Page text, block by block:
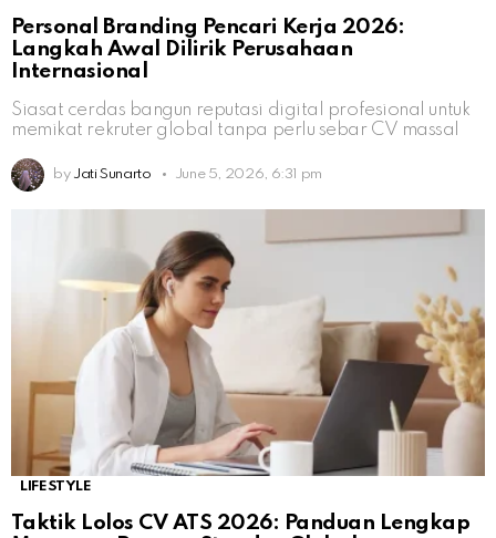
Personal Branding Pencari Kerja 2026:
Langkah Awal Dilirik Perusahaan
Internasional
Siasat cerdas bangun reputasi digital profesional untuk
memikat rekruter global tanpa perlu sebar CV massal
by Jati Sunarto June 5, 2026, 6:31 pm
LIFESTYLE
Taktik Lolos CV ATS 2026: Panduan Lengkap